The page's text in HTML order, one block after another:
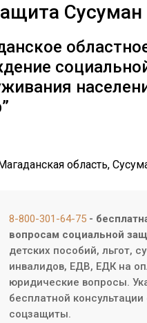
Сусуман
область,
8-800-301-64-75 -
вопросам социальной
детских пособий, льгот,
инвалидов, ЕДВ, ЕДК на
юридические вопросы.
бесплатной
соцзащиты.